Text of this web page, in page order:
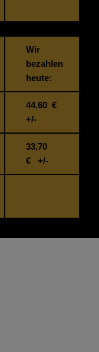
Wir
bezahlen
heute:
44,60 €
+/-
33,70
€ +/-